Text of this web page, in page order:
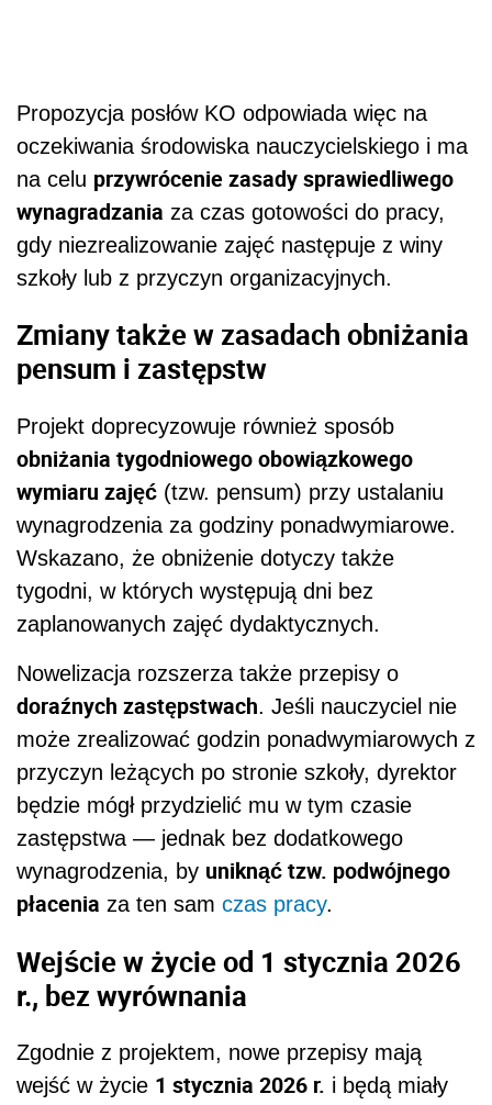
Propozycja posłów KO odpowiada więc na
oczekiwania środowiska nauczycielskiego i ma
na celu przywrócenie zasady sprawiedliwego
wynagradzania za czas gotowości do pracy,
gdy niezrealizowanie zajęć następuje z winy
szkoły lub z przyczyn organizacyjnych.
Zmiany także w zasadach obniżania
pensum i zastępstw
Projekt doprecyzowuje również sposób
obniżania tygodniowego obowiązkowego
wymiaru zajęć (tzw. pensum) przy ustalaniu
wynagrodzenia za godziny ponadwymiarowe.
Wskazano, że obniżenie dotyczy także
tygodni, w których występują dni bez
zaplanowanych zajęć dydaktycznych.
Nowelizacja rozszerza także przepisy o
doraźnych zastępstwach. Jeśli nauczyciel nie
może zrealizować godzin ponadwymiarowych z
przyczyn leżących po stronie szkoły, dyrektor
będzie mógł przydzielić mu w tym czasie
zastępstwa — jednak bez dodatkowego
wynagrodzenia, by uniknąć tzw. podwójnego
płacenia za ten sam czas pracy.
Wejście w życie od 1 stycznia 2026
r., bez wyrównania
Zgodnie z projektem, nowe przepisy mają
wejść w życie 1 stycznia 2026 r. i będą miały